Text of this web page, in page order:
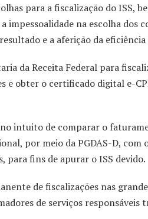
para a fiscalização do ISS,
impessoalidade na escolha dos
e a aferição da
da Receita Federal para
e obter o certificado digital e-
intuito de comparar o
por meio da PGDAS-D,
para fins de apurar o ISS devido.
de fiscalizações nas
de serviços